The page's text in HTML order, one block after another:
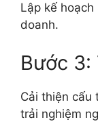
Lập kế hoạch
doanh.
Bước 3:
Cải thiện cấu
trải nghiệm